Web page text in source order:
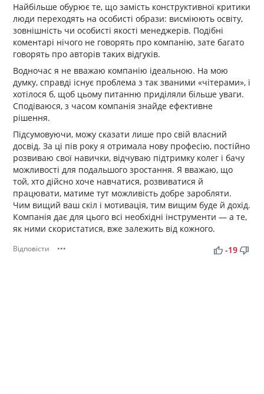
Найбільше обурює те, що замість конструктивної критики
люди переходять на особисті образи: висміюють освіту,
зовнішність чи особисті якості менеджерів. Подібні
коментарі нічого не говорять про компанію, зате багато
говорять про авторів таких відгуків.
Водночас я не вважаю компанію ідеальною. На мою
думку, справді існує проблема з так званими «чітерами», і
хотілося б, щоб цьому питанню приділяли більше уваги.
Сподіваюся, з часом компанія знайде ефективне
рішення.
Підсумовуючи, можу сказати лише про свій власний
досвід. За ці пів року я отримала нову професію, постійно
розвиваю свої навички, відчуваю підтримку колег і бачу
можливості для подальшого зростання. Я вважаю, що
той, хто дійсно хоче навчатися, розвиватися й
працювати, матиме тут можливість добре заробляти.
Чим вищий ваш скіл і мотивація, тим вищим буде й дохід.
Компанія дає для цього всі необхідні інструменти — а те,
як ними скористатися, вже залежить від кожного.
Відповісти ••• thumb_up thumb_down
-19